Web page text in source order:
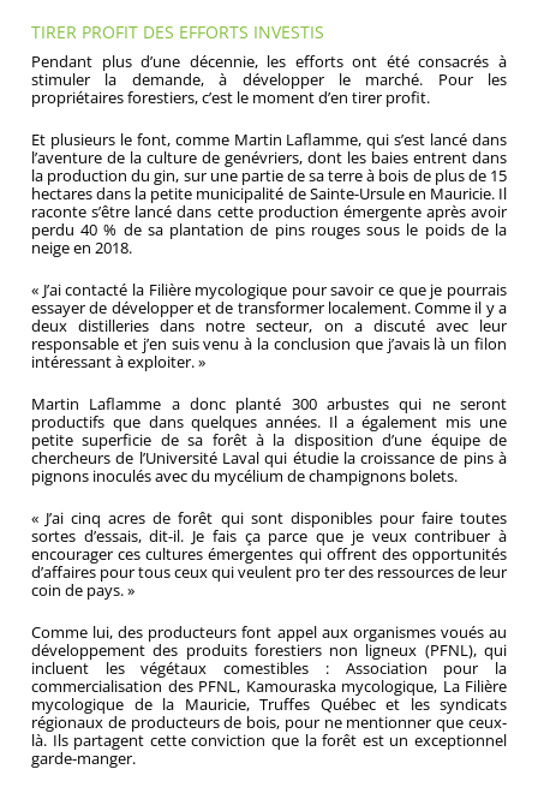
TIRER PROFIT DES EFFORTS INVESTIS
Pendant plus d’une décennie, les efforts ont été consacrés à
stimuler la demande, à développer le marché. Pour les
propriétaires forestiers, c’est le moment d’en tirer profit.
Et plusieurs le font, comme Martin Laflamme, qui s’est lancé dans
l’aventure de la culture de genévriers, dont les baies entrent dans
la production du gin, sur une partie de sa terre à bois de plus de 15
hectares dans la petite municipalité de Sainte-Ursule en Mauricie. Il
raconte s’être lancé dans cette production émergente après avoir
perdu 40 % de sa plantation de pins rouges sous le poids de la
neige en 2018.
« J’ai contacté la Filière mycologique pour savoir ce que je pourrais
essayer de développer et de transformer localement. Comme il y a
deux distilleries dans notre secteur, on a discuté avec leur
responsable et j’en suis venu à la conclusion que j’avais là un filon
intéressant à exploiter. »
Martin Laflamme a donc planté 300 arbustes qui ne seront
productifs que dans quelques années. Il a également mis une
petite superficie de sa forêt à la disposition d’une équipe de
chercheurs de l’Université Laval qui étudie la croissance de pins à
pignons inoculés avec du mycélium de champignons bolets.
« J’ai cinq acres de forêt qui sont disponibles pour faire toutes
sortes d’essais, dit-il. Je fais ça parce que je veux contribuer à
encourager ces cultures émergentes qui offrent des opportunités
d’affaires pour tous ceux qui veulent pro ter des ressources de leur
coin de pays. »
Comme lui, des producteurs font appel aux organismes voués au
développement des produits forestiers non ligneux (PFNL), qui
incluent les végétaux comestibles : Association pour la
commercialisation des PFNL, Kamouraska mycologique, La Filière
mycologique de la Mauricie, Truffes Québec et les syndicats
régionaux de producteurs de bois, pour ne mentionner que ceux-
là. Ils partagent cette conviction que la forêt est un exceptionnel
garde-manger.